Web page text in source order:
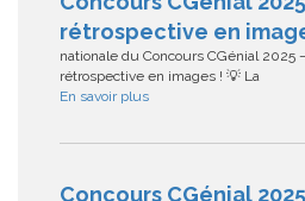
rétrospective en
nationale du Concours CGénial 2025
rétrospective en images ! 💡 La
En savoir plus
Concours CGénial